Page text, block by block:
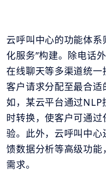
云呼叫中心的功能体系
化服务”构建。除电话
在线聊天等多渠道统
客户请求分配至最合
如，某云平台通过NLP
时转换，使客户可通
验。此外，云呼叫中
馈数据分析等高级功
需求。